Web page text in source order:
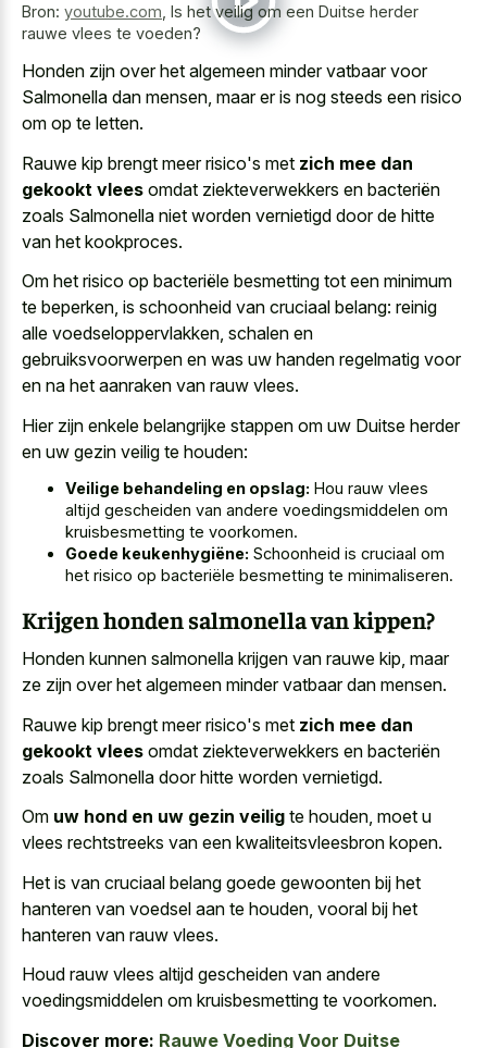
Bron: youtube.com Is het veilig om een Duitse herder
rauwe vlees te voeden?
Honden zijn over het algemeen minder vatbaar voor
Salmonella dan mensen, maar er is nog steeds een risico
om op te letten.
Rauwe kip brengt meer risico's met zich mee dan
gekookt vlees omdat ziekteverwekkers en bacteriën
zoals Salmonella niet worden vernietigd door de hitte
van het kookproces.
Om het risico op bacteriële besmetting tot een minimum
te beperken, is schoonheid van cruciaal belang: reinig
alle voedseloppervlakken, schalen en
gebruiksvoorwerpen en was uw handen regelmatig voor
en na het aanraken van rauw vlees.
Hier zijn enkele belangrijke stappen om uw Duitse herder
en uw gezin veilig te houden:
Veilige behandeling en opslag: Hou rauw vlees
altijd gescheiden van andere voedingsmiddelen om
kruisbesmetting te voorkomen.
Goede keukenhygiëne: Schoonheid is cruciaal om
het risico op bacteriële besmetting te minimaliseren.
Krijgen honden salmonella van kippen?
Honden kunnen salmonella krijgen van rauwe kip, maar
ze zijn over het algemeen minder vatbaar dan mensen.
Rauwe kip brengt meer risico's met zich mee dan
gekookt vlees omdat ziekteverwekkers en bacteriën
zoals Salmonella door hitte worden vernietigd.
Om uw hond en uw gezin veilig te houden, moet u
vlees rechtstreeks van een kwaliteitsvleesbron kopen.
Het is van cruciaal belang goede gewoonten bij het
hanteren van voedsel aan te houden, vooral bij het
hanteren van rauw vlees.
Houd rauw vlees altijd gescheiden van andere
voedingsmiddelen om kruisbesmetting te voorkomen.
Discover more: Rauwe Voeding Voor Duitse